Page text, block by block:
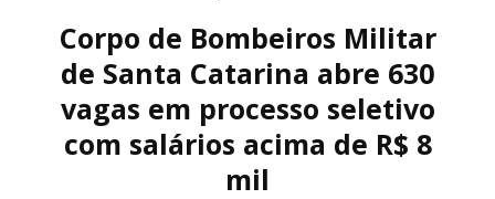
Corpo de Bombeiros Militar
de Santa Catarina abre 630
vagas em processo seletivo
com salários acima de R$ 8
mil